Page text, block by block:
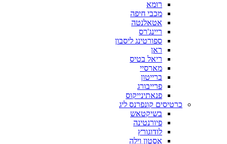
רומא
מכבי חיפה
אטאלנטה
ריינג'רס
ספורטינג ליסבון
ראן
ריאל בטיס
מארסיי
ברייטון
פרייבורג
פנאתינייקוס
כרטיסים קונפרנס ליג
בשיקטאש
פיורנטינה
לודוגורץ
אסטון וילה